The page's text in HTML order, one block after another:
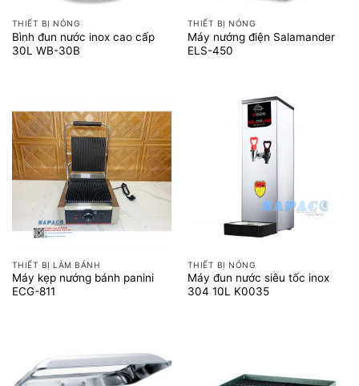
THIẾT BỊ NÓNG
Bình đun nước inox cao cấp
30L WB-30B
THIẾT BỊ NÓNG
Máy nướng điện Salamander
ELS-450
THIẾT BỊ LÀM BÁNH
Máy kẹp nướng bánh panini
ECG-811
THIẾT BỊ NÓNG
Máy đun nước siêu tốc inox
304 10L K0035